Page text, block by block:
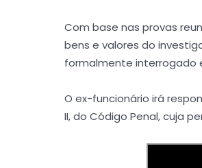
Com base nas provas
bens e valores do
formalmente interrogado
O ex-funcionário irá
II, do Código Penal, cuja